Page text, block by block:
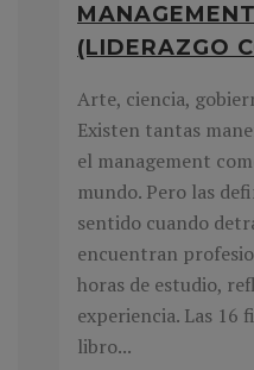
(LIDERAZGO
Arte, ciencia,
Existen tantas
el management
mundo. Pero las
sentido cuando
encuentran
horas de estudio,
experiencia. Las 16
libro...